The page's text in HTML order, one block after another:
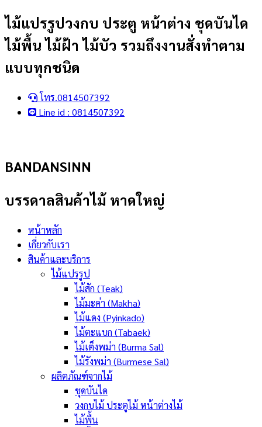
Skip
content
ไม้แปรรูปวงกบ ประตู หน้าต่าง ชุดบันได
ไม้พื้น ไม้ฝ้า ไม้บัว รวมถึงงานสั่งทำตาม
แบบทุกชนิด
โทร.0814507392
Line id : 0814507392
BANDANSINN
บรรดาลสินค้าไม้ หาดใหญ่
หน้าหลัก
เกี่ยวกับเรา
สินค้าและบริการ
ไม้แปรรูป
ไม้สัก (Teak)
ไม้มะค่า (Makha)
ไม้แดง (Pyinkado)
ไม้ตะแบก (Tabaek)
ไม้เต็งพม่า (Burma Sal)
ไม้รังพม่า (Burmese Sal)
ผลิตภัณฑ์จากไม้
ชุดบันได
วงกบไม้ ประตูไม้ หน้าต่างไม้
ไม้พื้น